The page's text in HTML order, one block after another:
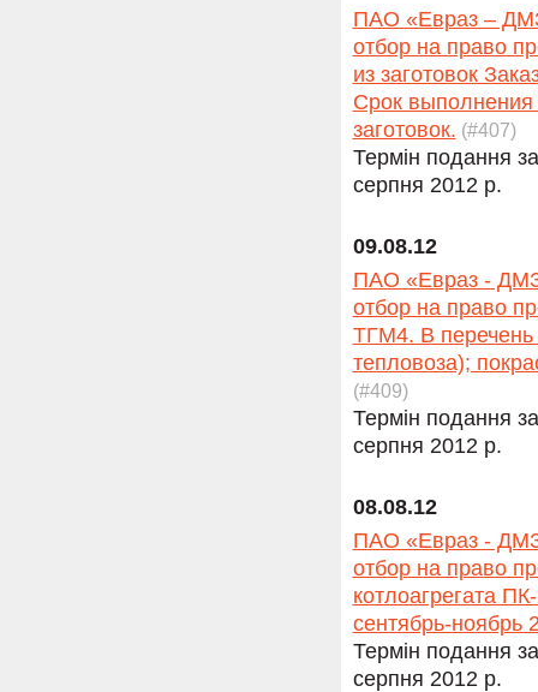
ПАО «Евраз –
отбор на право
из заготовок
Срок выполнения
заготовок. (#407)
Термін подання
серпня 2012 р.
09.08.12
ПАО «Евраз - ДМЗ
отбор на право
ТГМ4. В перечень
тепловоза);
(#409)
Термін подання
серпня 2012 р.
08.08.12
ПАО «Евраз - ДМЗ
отбор на право
котлоагрегата
сентябрь-ноябрь
Термін подання
серпня 2012 р.